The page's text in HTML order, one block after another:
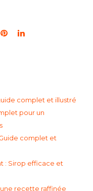
complet et illustré
pour un
complet et
: Sirop efficace et
recette raffinée